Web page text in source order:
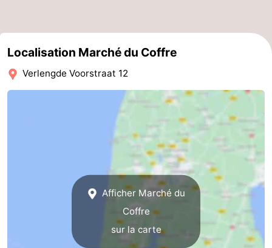
Nature
Hollands
-
Noordwijk
-
Localisation Marché du Coffre
Verlengde Voorstraat 12
Afficher Marché du
Coffre
sur la carte